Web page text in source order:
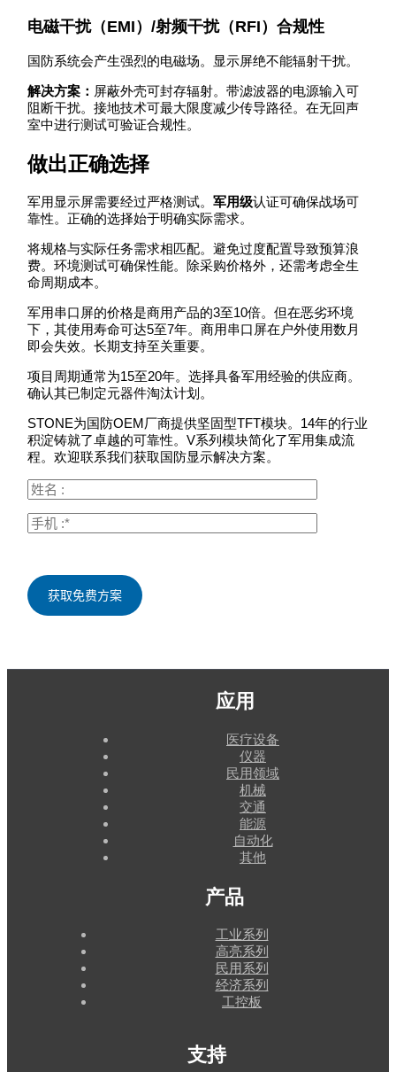
电磁干扰（EMI）/射频干扰（RFI）合规性
国防系统会产生强烈的电磁场。显示屏绝不能辐射干扰。
解决方案： 屏蔽外壳可封存辐射。带滤波器的电源输入可
阻断干扰。接地技术可最大限度减少传导路径。在无回声
室中进行测试可验证合规性。
做出正确选择
军用显示屏需要经过严格测试。军用级认证可确保战场可
靠性。正确的选择始于明确实际需求。
将规格与实际任务需求相匹配。避免过度配置导致预算浪
费。环境测试可确保性能。除采购价格外，还需考虑全生
命周期成本。
军用串口屏的价格是商用产品的3至10倍。但在恶劣环境
下，其使用寿命可达5至7年。商用串口屏在户外使用数月
即会失效。长期支持至关重要。
项目周期通常为15至20年。选择具备军用经验的供应商。
确认其已制定元器件淘汰计划。
STONE为国防OEM厂商提供坚固型TFT模块。14年的行业
积淀铸就了卓越的可靠性。V系列模块简化了军用集成流
程。欢迎联系我们获取国防显示解决方案。
应用
医疗设备
仪器
民用领域
机械
交通
能源
自动化
其他
产品
工业系列
高亮系列
民用系列
经济系列
工控板
支持